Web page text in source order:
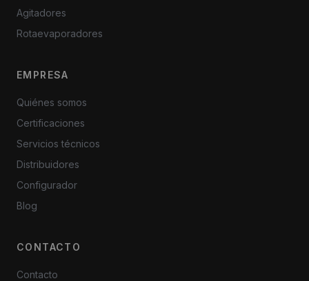
Agitadores
Rotaevaporadores
EMPRESA
Quiénes somos
Certificaciones
Servicios técnicos
Distribuidores
Configurador
Blog
CONTACTO
Contacto